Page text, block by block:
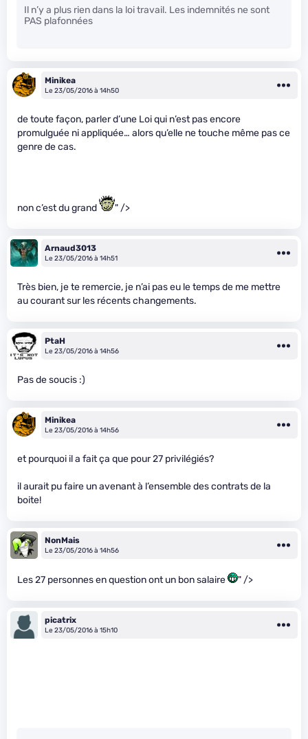
Il n’y a plus rien dans la loi travail. Les indemnités ne sont
PAS plafonnées
Minikea
Le 23/05/2016 à 14h50
de toute façon, parler d’une Loi qui n’est pas encore
promulguée ni appliquée… alors qu’elle ne touche même pas ce
genre de cas.
non c’est du grand " />
Arnaud3013
Le 23/05/2016 à 14h51
Très bien, je te remercie, je n’ai pas eu le temps de me mettre
au courant sur les récents changements.
PtaH
Le 23/05/2016 à 14h56
Pas de soucis :)
Minikea
Le 23/05/2016 à 14h56
et pourquoi il a fait ça que pour 27 privilégiés?
il aurait pu faire un avenant à l’ensemble des contrats de la
boite!
NonMais
Le 23/05/2016 à 14h56
Les 27 personnes en question ont un bon salaire " />
picatrix
Le 23/05/2016 à 15h10